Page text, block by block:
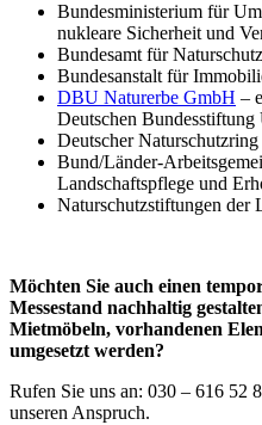
Bundesministerium für
nukleare Sicherheit und
Bundesamt für
Bundesanstalt für
DBU Naturerbe GmbH –
Deutschen
Deutscher Naturschutzring
Bund/Länder-
Landschaftspflege und
Naturschutzstiftungen der
Möchten Sie auch einen
Messestand nachhaltig
Mietmöbeln, vorhandenen
umgesetzt werden?
Rufen Sie uns an: 030 – 616 52
unseren Anspruch.